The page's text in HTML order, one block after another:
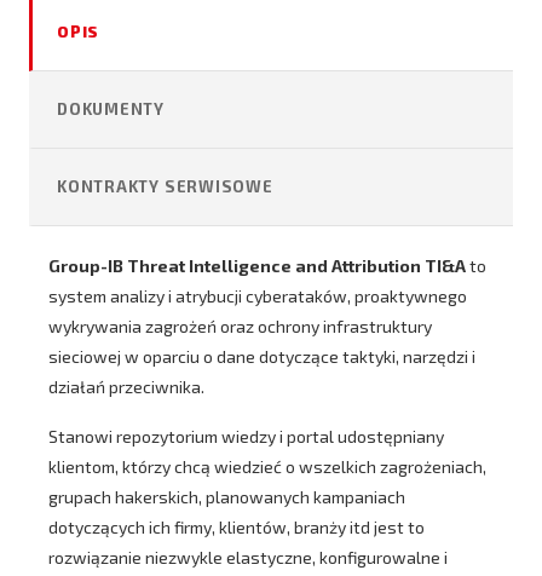
OPIS
DOKUMENTY
KONTRAKTY SERWISOWE
Group-IB Threat Intelligence and Attribution TI&Ato
system analizy i atrybucji cyberataków, proaktywnego
wykrywania zagrożeń oraz ochrony infrastruktury
sieciowej w oparciu o dane dotyczące taktyki, narzędzi i
działań przeciwnika.
Stanowi repozytorium wiedzy i portal udostępniany
klientom, którzy chcą wiedzieć o wszelkich zagrożeniach,
grupach hakerskich, planowanych kampaniach
dotyczących ich firmy, klientów, branży itd jest to
rozwiązanie niezwykle elastyczne, konfigurowalne i